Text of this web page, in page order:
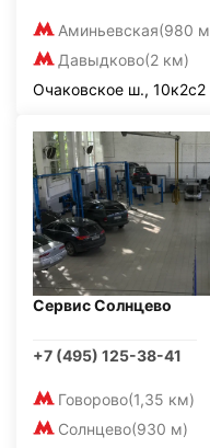
Аминьевская(980
Давыдково(2 км)
Очаковское ш., 10к2с2
Сервис Солнцево
+7 (495) 125-38-41
Говорово(1,35 км)
Солнцево(930 м)